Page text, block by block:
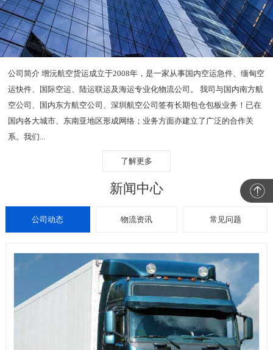
公司简介 增沅航空货运成立于2008年，是一家从事国内空运急件、缅甸空
运快件、国际空运、陆运联运及海运专业化物流公司。 我司与国内南方航
空公司、国内东方航空公司、深圳航空公司签有长期包仓包板业务！已在
国内各大城市、东南亚地区形成网络；业务方面亦建立了广泛的合作关
系。我们...
了解更多
新闻中心
公司动态 物流资讯 常见问题